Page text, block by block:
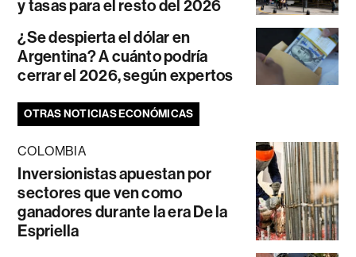
y tasas para el resto del 2026
¿Se despierta el dólar en
Argentina? A cuánto podría
cerrar el 2026, según expertos
OTRAS NOTICIAS ECONÓMICAS
COLOMBIA
Inversionistas apuestan por
sectores que ven como
ganadores durante la era De la
Espriella